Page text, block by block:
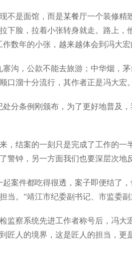
不是面馆，而是某餐厅一个装修
下脸，拉着小张转身就走。路上
数年的小张，越来越体会到冯大宏
寨沟，公款不能去旅游；中华烟，
口溜十分流行，其作者正是冯大宏。
处分条例刚颁布，为了更好地普及
，结案的一刻只是完成了工作的一
警钟，另一方面我们也要深层次地
起案件都吃得很透，案子即便结了
当。”靖江市纪委副书记、市监委副
监察系统先进工作者称号后，冯
匠人的境界，这是匠人的担当，更